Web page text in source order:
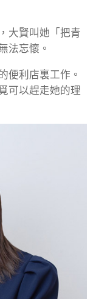
大賢叫她「把青
法忘懷。
便利店裏工作。
可以趕走她的理